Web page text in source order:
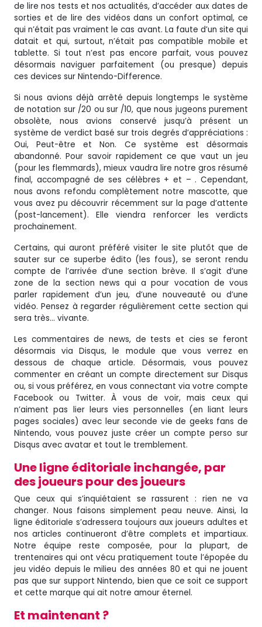
de lire nos tests et nos actualités, d’accéder aux dates de
sorties et de lire des vidéos dans un confort optimal, ce
qui n’était pas vraiment le cas avant. La faute d’un site qui
datait et qui, surtout, n’était pas compatible mobile et
tablette. Si tout n’est pas encore parfait, vous pouvez
désormais naviguer parfaitement (ou presque) depuis
ces devices sur Nintendo-Difference.
Si nous avions déjà arrêté depuis longtemps le système
de notation sur /20 ou sur /10, que nous jugeons purement
obsolète, nous avions conservé jusqu’à présent un
système de verdict basé sur trois degrés d’appréciations :
Oui, Peut-être et Non. Ce système est désormais
abandonné. Pour savoir rapidement ce que vaut un jeu
(pour les flemmards), mieux vaudra lire notre gros résumé
final, accompagné de ses célèbres + et – . Cependant,
nous avons refondu complètement notre mascotte, que
vous avez pu découvrir récemment sur la page d’attente
(post-lancement). Elle viendra renforcer les verdicts
prochainement.
Certains, qui auront préféré visiter le site plutôt que de
sauter sur ce superbe édito (les fous), se seront rendu
compte de l’arrivée d’une section brève. Il s’agit d’une
zone de la section news qui a pour vocation de vous
parler rapidement d’un jeu, d’une nouveauté ou d’une
vidéo. Pensez à regarder régulièrement cette section qui
sera très… vivante.
Les commentaires de news, de tests et cies se feront
désormais via Disqus, le module que vous verrez en
dessous de chaque article. Désormais, vous pouvez
commenter en créant un compte directement sur Disqus
ou, si vous préférez, en vous connectant via votre compte
Facebook ou Twitter. À vous de voir, mais ceux qui
n’aiment pas lier leurs vies personnelles (en liant leurs
pages sociales) avec leur seconde vie de geeks fans de
Nintendo, vous pouvez juste créer un compte perso sur
Disqus avec avatar et tout le tremblement.
Une ligne éditoriale inchangée, par
des joueurs pour des joueurs
Que ceux qui s’inquiétaient se rassurent : rien ne va
changer. Nous faisons simplement peau neuve. Ainsi, la
ligne éditoriale s’adressera toujours aux joueurs adultes et
nos articles continueront d’être complets et impartiaux.
Notre équipe reste composée, pour la plupart, de
trentenaires qui ont vécu pratiquement toute l’épopée du
jeu vidéo depuis le milieu des années 80 et qui ne jouent
pas que sur support Nintendo, bien que ce soit ce support
et cette marque qui ait notre amour éternel.
Et maintenant ?